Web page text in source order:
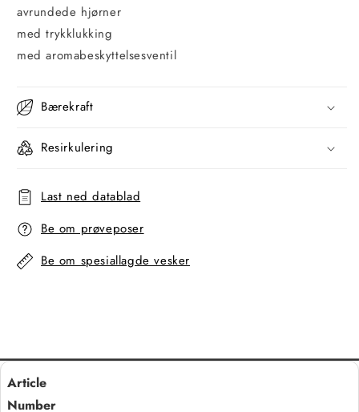
avrundede hjørner
med trykklukking
med aromabeskyttelsesventil
Bærekraft
Resirkulering
Last ned datablad
Be om prøveposer
Be om spesiallagde vesker